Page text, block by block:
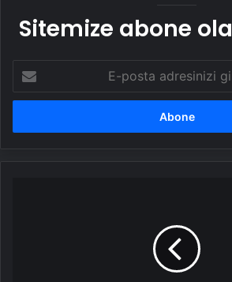
Sitemize abone
posta
adresinizi